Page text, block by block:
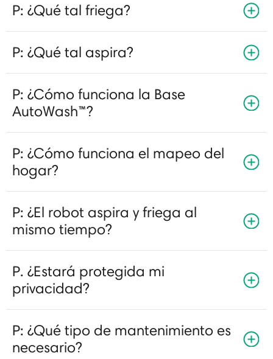
P: ¿Qué tal friega?
P: ¿Qué tal aspira?
P: ¿Cómo funciona la Base
AutoWash™?
P: ¿Cómo funciona el mapeo del
hogar?
P: ¿El robot aspira y friega al
mismo tiempo?
P. ¿Estará protegida mi
privacidad?
P: ¿Qué tipo de mantenimiento es
necesario?